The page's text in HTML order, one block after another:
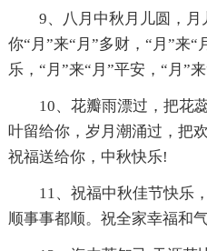
9、八月中秋月儿圆，月
你“月”来“月”多财，“月”来“
乐，“月”来“月”平安，“月”来
10、花瓣雨漂过，把花
叶留给你，岁月潮涌过，把
祝福送给你，中秋快乐!
11、祝福中秋佳节快乐
顺事事都顺。祝全家幸福和